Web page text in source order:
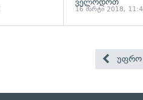
16 მარტი 2018,
უფრო